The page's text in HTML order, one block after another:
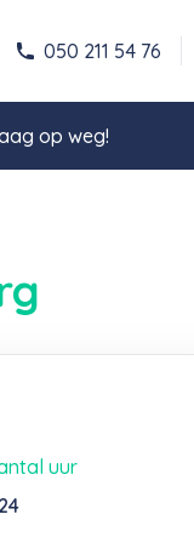
050 211 54 76
op weg!
uur